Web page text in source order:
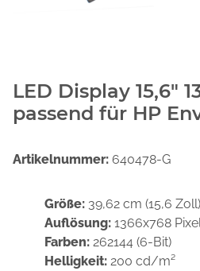
LED Display 15,6"
passend für HP
Artikelnummer: 640478-G
Größe: 39,62 cm (15,6 Zoll)
Auflösung: 1366x768
Farben: 262144 (6-Bit)
Helligkeit: 200 cd/m²